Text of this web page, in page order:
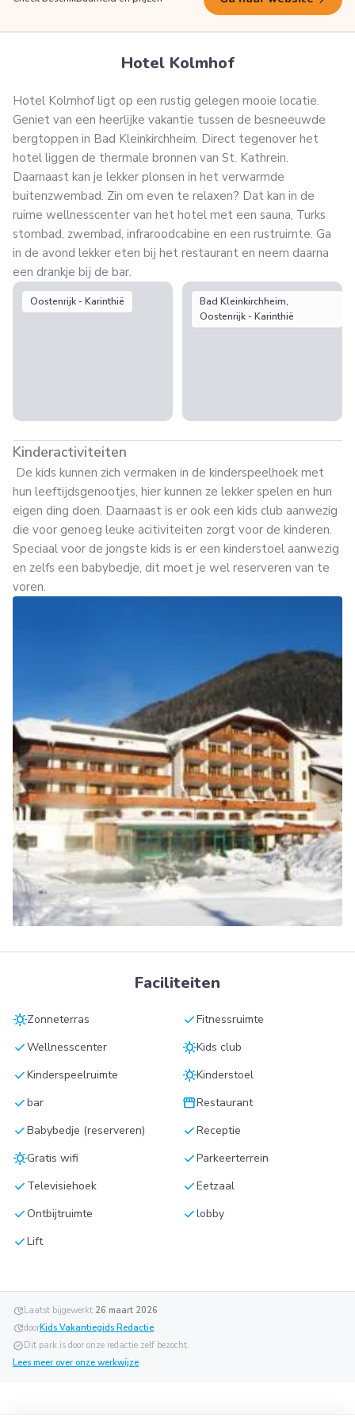
Hotel Kolmhof
Hotel Kolmhof ligt op een rustig gelegen mooie locatie.
Geniet van een heerlijke vakantie tussen de besneeuwde
bergtoppen in Bad Kleinkirchheim. Direct tegenover het
hotel liggen de thermale bronnen van St. Kathrein.
Daarnaast kan je lekker plonsen in het verwarmde
buitenzwembad. Zin om even te relaxen? Dat kan in de
ruime wellnesscenter van het hotel met een sauna, Turks
stombad, zwembad, infraroodcabine en een rustruimte. Ga
in de avond lekker eten bij het restaurant en neem daarna
een drankje bij de bar.
Oostenrijk - Karinthië
Bad Kleinkirchheim,
Oostenrijk - Karinthië
Kinderactiviteiten
De kids kunnen zich vermaken in de kinderspeelhoek met
hun leeftijdsgenootjes, hier kunnen ze lekker spelen en hun
eigen ding doen. Daarnaast is er ook een kids club aanwezig
die voor genoeg leuke acitiviteiten zorgt voor de kinderen.
Speciaal voor de jongste kids is er een kinderstoel aanwezig
en zelfs een babybedje, dit moet je wel reserveren van te
voren.
Faciliteiten
sunnyZonneterras checkFitnessruimte
checkWellnesscenter sunnyKids club
checkKinderspeelruimte sunnyKinderstoel
checkbar storefrontRestaurant
checkBabybedje (reserveren) checkReceptie
sunnyGratis wifi checkParkeerterrein
check Televisiehoek checkEetzaal
check Ontbijtruimte checklobby
checkLift
updateLaatst bijgewerkt:26 maart 2026
updatedoorKids Vakantiegids Redactie.
verifiedDit park is door onze redactie zelf bezocht.
Lees meer over onze werkwijze.